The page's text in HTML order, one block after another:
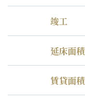
竣工
延床面積
賃貸面積